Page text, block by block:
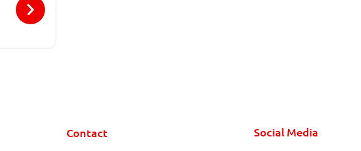
Contact Social Media